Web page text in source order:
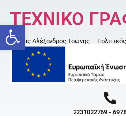
Open toolbar
ΤΕΧΝΙΚΟ
Κοσμάς Αλέξανδρος Τσώνης –
2231022769 -